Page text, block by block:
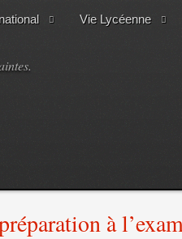
Vie Lycéenne
à